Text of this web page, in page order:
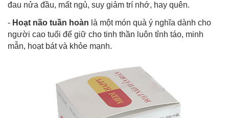
đau nửa đầu, mất ngủ, suy giảm trí nhớ, hay quên.
- Hoạt não tuần hoàn là một món quà ý nghĩa dành cho
người cao tuổi để giữ cho tinh thần luôn tỉnh táo, minh
mẫn, hoạt bát và khỏe mạnh.